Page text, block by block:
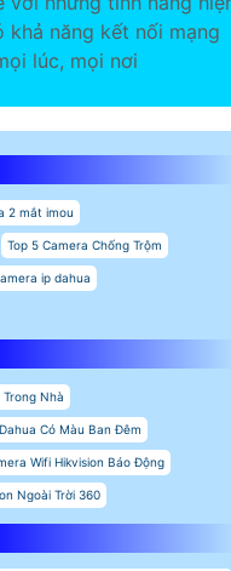
năng kết nối mạng
lúc, mọi nơi
2 mắt imou
Top 5 Camera Chống Trộm
ip dahua
Nhà
Có Màu Ban Đêm
Wifi Hikvision Báo Động
Ngoài Trời 360